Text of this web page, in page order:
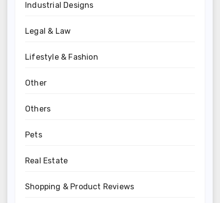
Industrial Designs
Legal & Law
Lifestyle & Fashion
Other
Others
Pets
Real Estate
Shopping & Product Reviews